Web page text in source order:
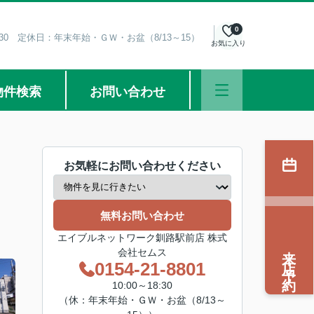
定休日：年末年始・ＧＷ・お盆（8/13～15） お気に入り
0
件検索 お問い合わせ
お気軽にお問い合わせください
無料お問い合わせ
エイブルネットワーク釧路駅前店 株式
会社セムス
0154-21-8801
10:00～18:30
（休：年末年始・ＧＷ・お盆（8/13～
来店予約